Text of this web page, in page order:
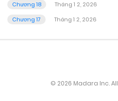
Chương 18
Tháng 1 2, 2026
Chương 17
Tháng 1 2, 2026
© 2026 Madara Inc.